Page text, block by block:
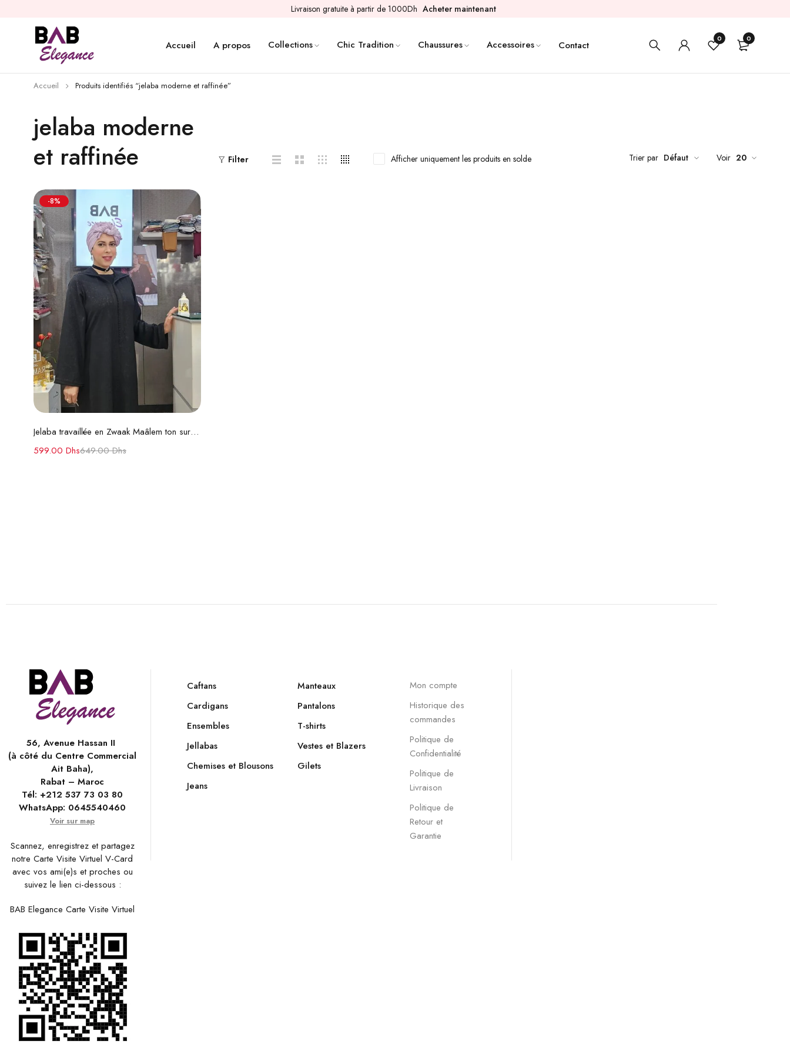
Livraison gratuite à partir de 1000Dh Acheter maintenant
Accueil A propos Collections Chic Tradition Chaussures Accessoires Contact
0 0
jelaba moderne
et raffinée
Accueil Produits identifiés “jelaba moderne et raffinée”
Filter Trier par Défaut
Afficher uniquement les produits en solde Voir 20
-8%
Choix des options
Jelaba travaillée en Zwaak Maâlem ton sur ton
649.00Dhs
599.00 Dhs
56, Avenue Hassan II
(à côté du Centre Commercial
Ait Baha),
Rabat – Maroc
Tél: +212 537 73 03 80
WhatsApp: 0645540460
Voir sur map
Scannez, enregistrez et partagez
notre Carte Visite Virtuel V-Card
avec vos ami(e)s et proches ou
suivez le lien ci-dessous :
BAB Elegance Carte Visite Virtuel
Caftans
Cardigans
Ensembles
Jellabas
Chemises et Blousons
Jeans
Manteaux
Pantalons
T-shirts
Vestes et Blazers
Gilets
Mon compte
Historique des
commandes
Politique de
Confidentialité
Politique de
Livraison
Politique de
Retour et
Garantie